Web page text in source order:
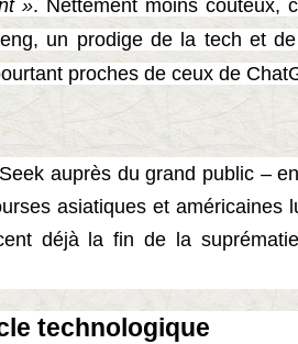
». Nettement moins coûteux,
un prodige de la tech et
proches de ceux de
auprès du grand public –
asiatiques et américaines
déjà la fin de la
technologique